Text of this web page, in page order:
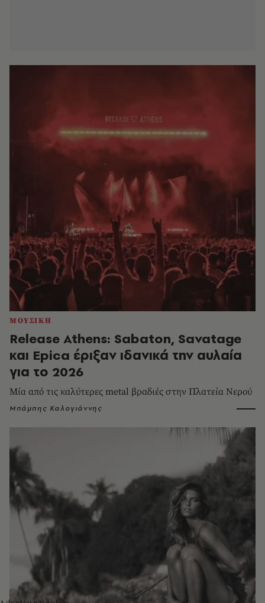
ΜΟΥΣΙΚΗ
Release Athens: Sabaton, Savatage
και Epica έριξαν ιδανικά την αυλαία
για το 2026
Μία από τις καλύτερες metal βραδιές στην Πλατεία Νερού
Μπάμπης Καλογιάννης